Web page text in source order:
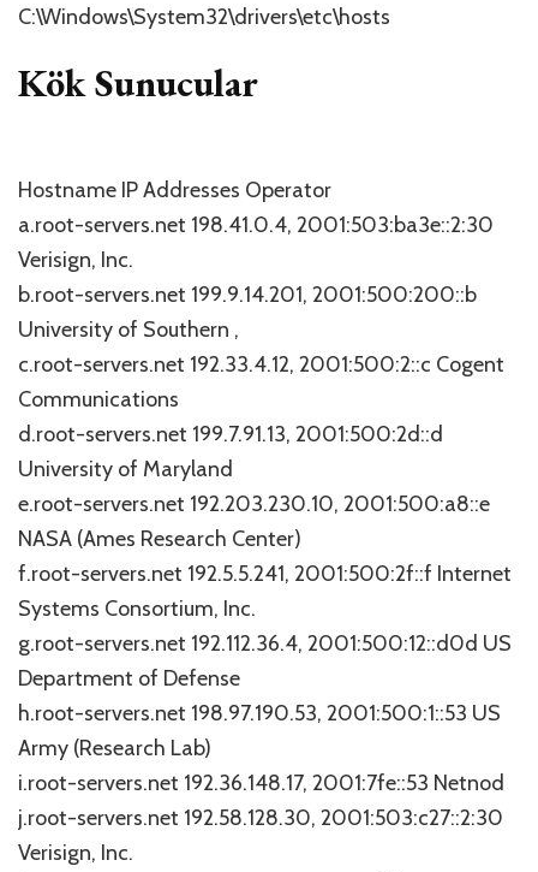
C:\Windows\System32\drivers\etc\hosts
Kök Sunucular
Hostname IP Addresses Operator
a.root-servers.net 198.41.0.4, 2001:503:ba3e::2:30
Verisign, Inc.
b.root-servers.net 199.9.14.201, 2001:500:200::b
University of Southern ,
c.root-servers.net 192.33.4.12, 2001:500:2::c Cogent
Communications
d.root-servers.net 199.7.91.13, 2001:500:2d::d
University of Maryland
e.root-servers.net 192.203.230.10, 2001:500:a8::e
NASA (Ames Research Center)
f.root-servers.net 192.5.5.241, 2001:500:2f::f Internet
Systems Consortium, Inc.
g.root-servers.net 192.112.36.4, 2001:500:12::d0d US
Department of Defense
h.root-servers.net 198.97.190.53, 2001:500:1::53 US
Army (Research Lab)
i.root-servers.net 192.36.148.17, 2001:7fe::53 Netnod
j.root-servers.net 192.58.128.30, 2001:503:c27::2:30
Verisign, Inc.